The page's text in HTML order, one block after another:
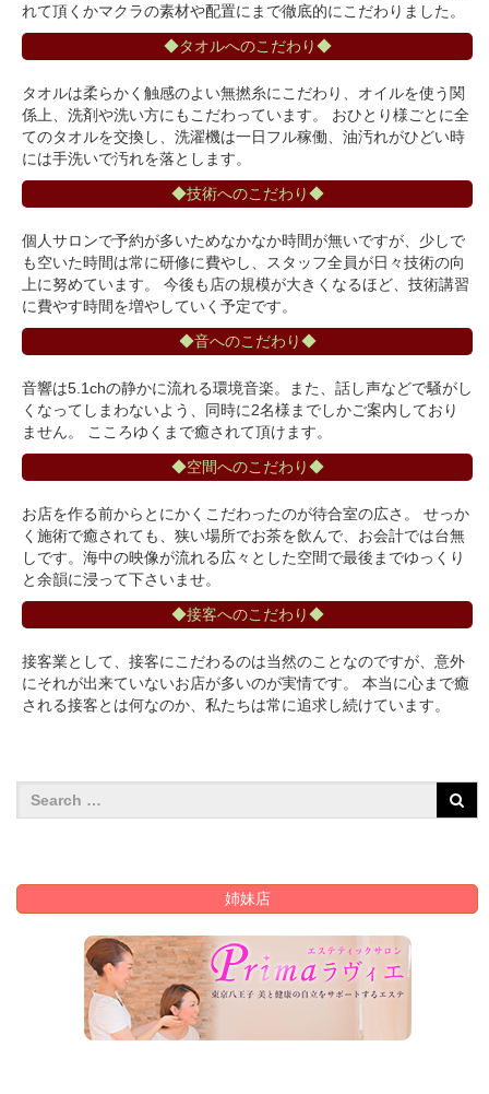
れて頂くかマクラの素材や配置にまで徹底的にこだわりました。
◆タオルへのこだわり◆
タオルは柔らかく触感のよい無撚糸にこだわり、オイルを使う関
係上、洗剤や洗い方にもこだわっています。 おひとり様ごとに全
てのタオルを交換し、洗濯機は一日フル稼働、油汚れがひどい時
には手洗いで汚れを落とします。
◆技術へのこだわり◆
個人サロンで予約が多いためなかなか時間が無いですが、少しで
も空いた時間は常に研修に費やし、スタッフ全員が日々技術の向
上に努めています。 今後も店の規模が大きくなるほど、技術講習
に費やす時間を増やしていく予定です。
◆音へのこだわり◆
音響は5.1chの静かに流れる環境音楽。また、話し声などで騒がし
くなってしまわないよう、同時に2名様までしかご案内しており
ません。 こころゆくまで癒されて頂けます。
◆空間へのこだわり◆
お店を作る前からとにかくこだわったのが待合室の広さ。 せっか
く施術で癒されても、狭い場所でお茶を飲んで、お会計では台無
しです。海中の映像が流れる広々とした空間で最後までゆっくり
と余韻に浸って下さいませ。
◆接客へのこだわり◆
接客業として、接客にこだわるのは当然のことなのですが、意外
にそれが出来ていないお店が多いのが実情です。 本当に心まで癒
される接客とは何なのか、私たちは常に追求し続けています。
姉妹店